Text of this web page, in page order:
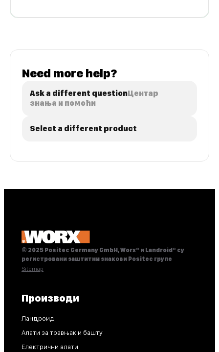
Need more help?
Ask a different questionЦентар
знања и помоћи
Select a different product
© 2025 Positec Germany GmbH, Worx® и Landroid® су
регистровани заштитни знакови Positec групе
Sitemap
Производи
Ландроид
Алати за травњак и башту
Електрични алати